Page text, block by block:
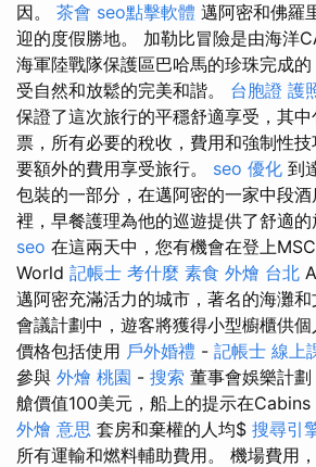
因。 茶會 seo點擊軟體 邁阿密和佛羅
迎的度假勝地。 加勒比冒險是由海洋
海軍陸戰隊保護區巴哈馬的珍珠完成
受自然和放鬆的完美和諧。 台胞證 護
保證了這次旅行的平穩舒適享受，其
票，所有必要的稅收，費用和強制性
要額外的費用享受旅行。 seo 優化 到
包裝的一部分，在邁阿密的一家中段
裡，早餐護理為他的巡遊提供了舒適的
seo 在這兩天中，您有機會在登上MSC
World 記帳士 考什麼 素食 外燴 台北
邁阿密充滿活力的城市，著名的海灘
會議計劃中，遊客將獲得小型櫥櫃供個
價格包括使用 戶外婚禮 - 記帳士 線上
參與 外燴 桃園 - 搜索 董事會娛樂計
艙價值100美元，船上的提示在Cabins
外燴 意思 套房和棄權的人均$ 搜尋引
所有運輸和燃料輔助費用。 機場費用